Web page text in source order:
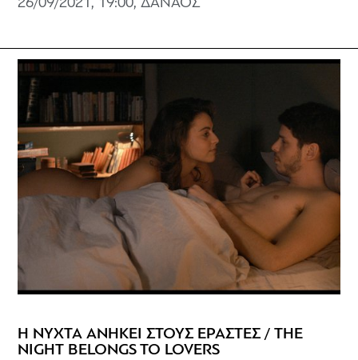
26/09/2021, 19:00, ΔΑΝΑΟΣ
Η ΝΥΧΤΑ ΑΝΗΚΕΙ ΣΤΟΥΣ ΕΡΑΣΤΕΣ / THE
NIGHT BELONGS TO LOVERS